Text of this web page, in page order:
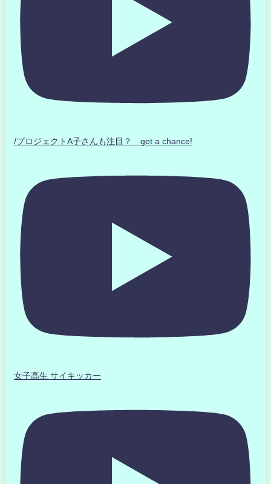
/プロジェクトA子さんも注目？ get a chance!
女子高生 サイキッカー